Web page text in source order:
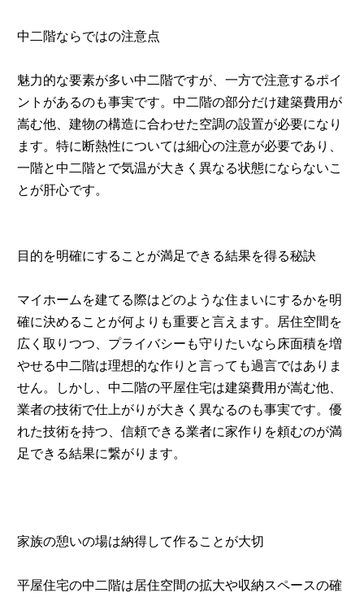
中二階ならではの注意点
魅力的な要素が多い中二階ですが、一方で注意するポイ
ントがあるのも事実です。中二階の部分だけ建築費用が
嵩む他、建物の構造に合わせた空調の設置が必要になり
ます。特に断熱性については細心の注意が必要であり、
一階と中二階とで気温が大きく異なる状態にならないこ
とが肝心です。
目的を明確にすることが満足できる結果を得る秘訣
マイホームを建てる際はどのような住まいにするかを明
確に決めることが何よりも重要と言えます。居住空間を
広く取りつつ、プライバシーも守りたいなら床面積を増
やせる中二階は理想的な作りと言っても過言ではありま
せん。しかし、中二階の平屋住宅は建築費用が嵩む他、
業者の技術で仕上がりが大きく異なるのも事実です。優
れた技術を持つ、信頼できる業者に家作りを頼むのが満
足できる結果に繋がります。
家族の憩いの場は納得して作ることが大切
平屋住宅の中二階は居住空間の拡大や収納スペースの確